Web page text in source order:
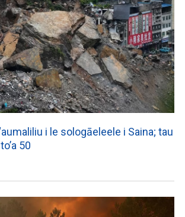
i le sologāeleele i Saina; tau
50